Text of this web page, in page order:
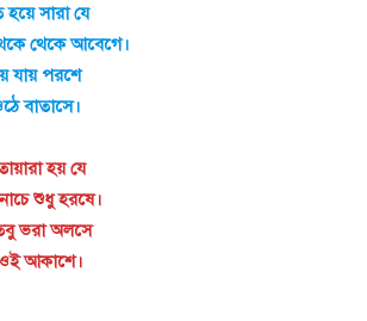
হয়ে সারা যে
থেকে আবেগে।
যায় পরশে
বাতাসে।
হয় যে
শুধু হরষে।
ভরা অলসে
আকাশে।